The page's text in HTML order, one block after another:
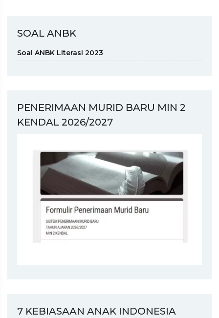
SOAL ANBK
Soal ANBK Literasi 2023
PENERIMAAN MURID BARU MIN 2
KENDAL 2026/2027
7 KEBIASAAN ANAK INDONESIA